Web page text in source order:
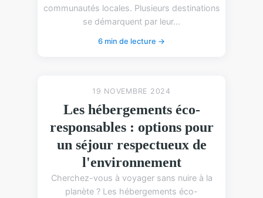
communautés locales. Plusieurs destinations
se démarquent par leur...
6 min de lecture →
19 NOVEMBRE 2024
Les hébergements éco-
responsables : options pour
un séjour respectueux de
l'environnement
Cherchez-vous à voyager sans nuire à la
planète ? Les hébergements éco-